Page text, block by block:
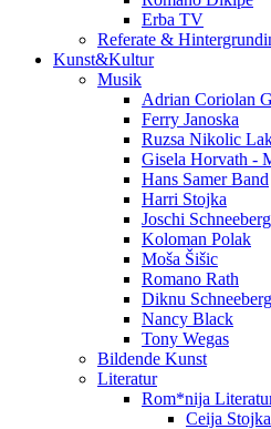
Erba TV
Referate &
Kunst&Kultur
Musik
Adrian Coriolan
Ferry Janoska
Ruzsa Nikolic
Gisela Horvath -
Hans Samer Band
Harri Stojka
Joschi
Koloman Polak
Moša Šišic
Romano Rath
Diknu
Nancy Black
Tony Wegas
Bildende Kunst
Literatur
Rom*nija
Ceija Stojka